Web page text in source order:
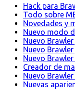
Hack para
Todo sobre
Novedades y
Nuevo modo
Nuevo
Nuevo
Nuevo
Creador de
Nuevo
Nuevas